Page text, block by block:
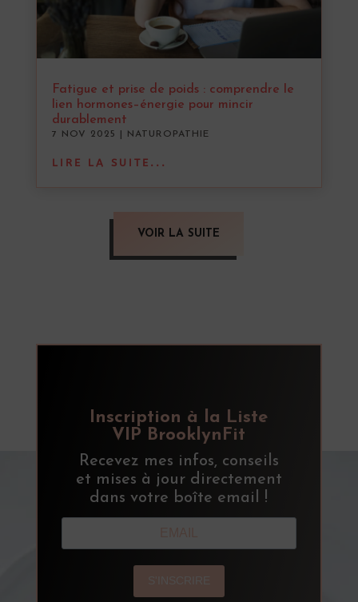
Fatigue et prise de poids : comprendre le
lien hormones–énergie pour mincir
durablement
7 NOV 2025 NATUROPATHIE
LIRE LA SUITE...
VOIR LA SUITE
Inscription à la Liste
VIP BrooklynFit
Recevez mes infos, conseils
et mises à jour directement
dans votre boîte email !